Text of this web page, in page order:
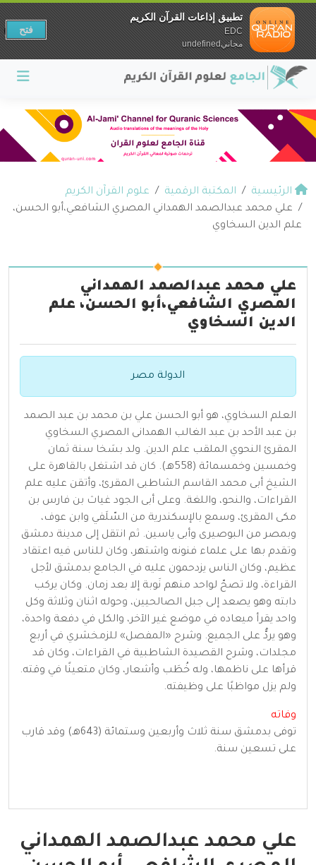
الرئيسية المكتبة الرقمية
علوم القرآن الكريم
علي محمد عبدالصمد الهمداني المصري الشافعي،أبو الحسن،
علم الدين السخاوي
علي محمد عبدالصمد الهمداني
المصري الشافعي،أبو الحسن، علم
الدين السخاوي
الدولة مصر
العلم السخاوي، هو أبو الحسن علي بن محمد بن عبد الصمد
بن عبد الأحد بن عبد الغالب الهمدانى المصري السخاوي
المقرئ النحوي الملقب علم الدين. ولد بسَخا سنة ثمان
وخمسين وخمسمائة (558هـ). كان قد اشتغل بالقاهرة على
الشيخ أبى محمد القاسم الشاطبى المقرئ، وأتقن عليه علم
القراءات، والنحو، واللغة. وعلى أبى الجود غياث بن فارس بن
مكى المقرئ، وسمع بالإسكندرية من السّلَفي وابن عوف،
وبمصر من البوصيرى وأبى ياسين. ثم انتقل إلى مدينة دمشق
وتقدم بها على علماء فنونه واشتهر، وكان للناس فيه اعتقاد
عظيم، وكان الناس يزدحمون عليه في الجامع بدمشق لأجل
القراءة، ولا تصحّ لواحد منهم نَوبة إلا بعد زمان. وكان يركب
دابته وهو يصعد إلى جبل الصالحيين، وحوله اثنان وثلاثة وكل
واحد يقرأ ميعاده في موضع غير الآخر، والكل في دفعة واحدة،
وهو يردُّ على الجميع. وشرح «المفصل» للزمخشري في أربع
مجلدات، وشرح القصيدة الشاطبية في القراءات، وكان قد
قرأها على ناظمها، وله خُطَب وأشعار، وكان متعينًا في وقته.
ولم يزل مواظبًا على وظيفته.
وفاته
توفى بدمشق سنة ثلاث وأربعين وستمائة (643هـ) وقد قارب
على تسعين سنة.
علي محمد عبدالصمد الهمداني
تطبيق إذاعات القرآن الكريم
EDC
مجانيundefined
فتح